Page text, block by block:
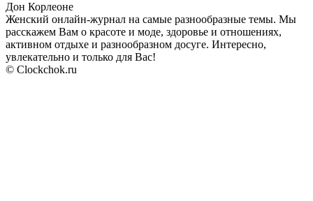
Дон Корлеоне
Женский онлайн-журнал на самые разнообразные темы. Мы
расскажем Вам о красоте и моде, здоровье и отношениях,
активном отдыхе и разнообразном досуге. Интересно,
увлекательно и только для Вас!
© Clockchok.ru